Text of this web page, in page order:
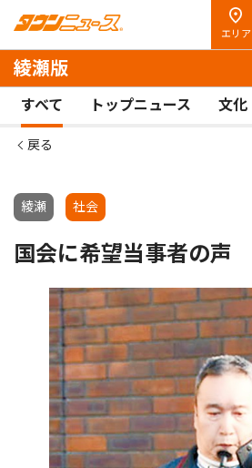
エリア
綾瀬版
すべて トップニュース 文化
戻る
綾瀬 社会
国会に希望当事者の声